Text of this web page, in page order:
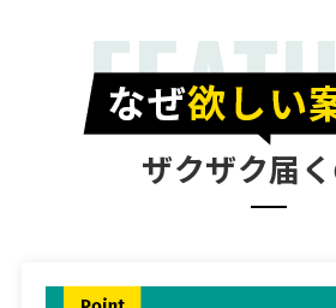
総額予算 相談して決めたい
[依頼・相談したい業務内容] 縫製 [品目] [素
容] 女性の下着販売事業を考えております。
造についてご相談させていただければと思い
[納期] [その他ご質問、ご要望、備 …
ザクザク届